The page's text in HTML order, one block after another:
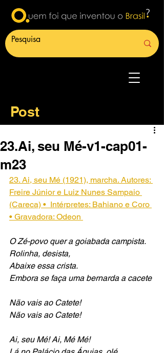
Post
23.Ai, seu Mé-v1-cap01-
m23
23. Ai, seu Mé (1921), marcha. Autores:
Freire Júnior e Luiz Nunes Sampaio
(Careca) •  Intérpretes: Bahiano e Coro
• Gravadora: Odeon
O Zé-povo quer a goiabada campista.
Rolinha, desista,
Abaixe essa crista.
Embora se faça uma bernarda a cacete
Não vais ao Catete!
Não vais ao Catete!
Ai, seu Mé! Ai, Mé Mé!